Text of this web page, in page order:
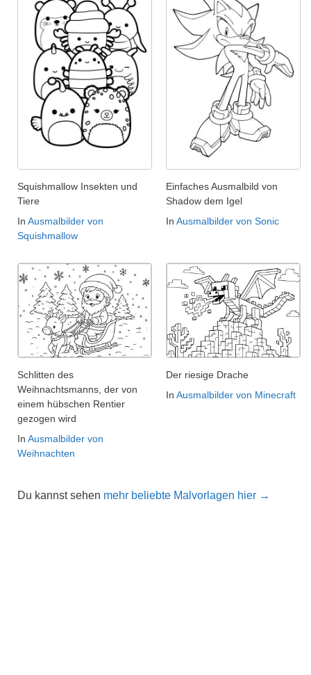
Squishmallow Insekten und
Tiere
In Ausmalbilder von
Squishmallow
Einfaches Ausmalbild von
Shadow dem Igel
In Ausmalbilder von Sonic
Schlitten des
Weihnachtsmanns, der von
einem hübschen Rentier
gezogen wird
In Ausmalbilder von
Weihnachten
Der riesige Drache
In Ausmalbilder von Minecraft
Du kannst sehen mehr beliebte Malvorlagen hier →